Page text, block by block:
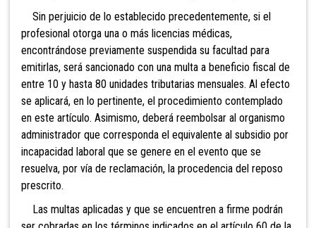
Sin perjuicio de lo establecido precedentemente, si el
profesional otorga una o más licencias médicas,
encontrándose previamente suspendida su facultad para
emitirlas, será sancionado con una multa a beneficio fiscal de
entre 10 y hasta 80 unidades tributarias mensuales. Al efecto
se aplicará, en lo pertinente, el procedimiento contemplado
en este artículo. Asimismo, deberá reembolsar al organismo
administrador que corresponda el equivalente al subsidio por
incapacidad laboral que se genere en el evento que se
resuelva, por vía de reclamación, la procedencia del reposo
prescrito.
Las multas aplicadas y que se encuentren a firme podrán